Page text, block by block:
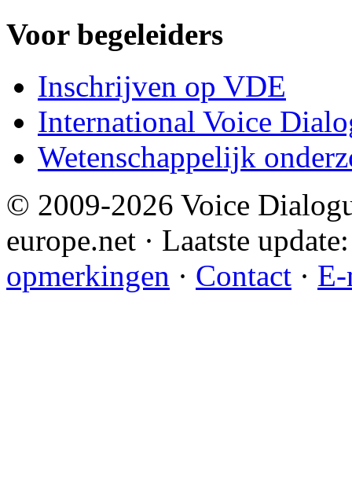
Voor begeleiders
Inschrijven op VDE
International Voice
Wetenschappelijk
© 2009-2026 Voice
europe.net · Laatste
opmerkingen · Contact ·